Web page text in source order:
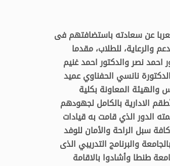
عن سعادته باستضافتهم فى
والرعاية، للطلاب، مقدما
احمد نصر والدكتور احمد غنيم
نانسي الحفناوي عميد
والهيئة المعاونة بكلية
الادارية بالكامل لجهودهم
الدور الذي قامت به قيادات
سبل الراحة والأمان للوفد
والبرنامج التدريبي الذى
طنطا وأشادوا بالاقامة